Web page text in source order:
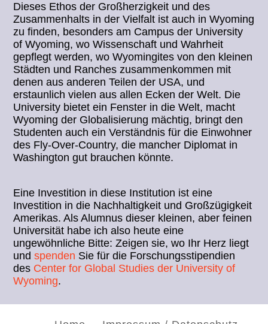
Dieses Ethos der Großherzigkeit und des
Zusammenhalts in der Vielfalt ist auch in Wyoming
zu finden, besonders am Campus der University
of Wyoming, wo Wissenschaft und Wahrheit
gepflegt werden, wo Wyomingites von den kleinen
Städten und Ranches zusammenkommen mit
denen aus anderen Teilen der USA, und
erstaunlich vielen aus allen Ecken der Welt. Die
University bietet ein Fenster in die Welt, macht
Wyoming der Globalisierung mächtig, bringt den
Studenten auch ein Verständnis für die Einwohner
des Fly-Over-Country, die mancher Diplomat in
Washington gut brauchen könnte.
Eine Investition in diese Institution ist eine
Investition in die Nachhaltigkeit und Großzügigkeit
Amerikas. Als Alumnus dieser kleinen, aber feinen
Universität habe ich also heute eine
ungewöhnliche Bitte: Zeigen sie, wo Ihr Herz liegt
undspenden Sie für die Forschungsstipendien
des Center for Global Studies der University of
Wyoming.